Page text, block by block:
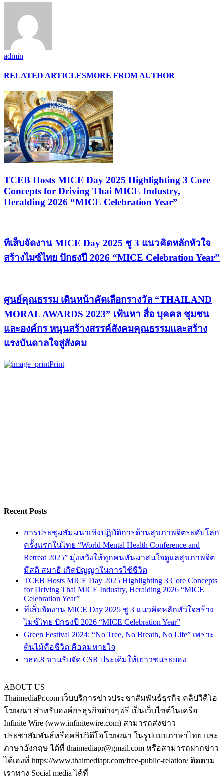
admin
RELATED ARTICLESMORE FROM AUTHOR
TCEB Hosts MICE Day 2025 Highlighting 3 Core
Concepts for Driving Thai MICE Industry,
Heralding 2026 “MICE Celebration Year”
ทีเส็บจัดงาน MICE Day 2025 ชู 3 แนวคิดหลักหัวใจ
สร้างไมซ์ไทย ปักธงปี 2026 “MICE Celebration Year”
ศูนย์คุณธรรม เดินหน้าคัดเลือกรางวัล “THAILAND
MORAL AWARDS 2023” เฟ้นหา สื่อ บุคคล ชุมชน
และองค์กร หนุนสร้างสรรค์สังคมคุณธรรมและสร้าง
แรงบันดาลใจสู่สังคม
Print
Recent Posts
การประชุมสัมมนาเชิงปฏิบัติการด้านสุขภาพจิตระดับโลก
ครั้งแรกในไทย “World Mental Health Conference and
Retreat 2025” มุ่งหวังให้ทุกคนหันมาสนใจดูแลสุขภาพจิต
มีสติ สมาธิ เกิดปัญญาในการใช้ชีวิต
TCEB Hosts MICE Day 2025 Highlighting 3 Core Concepts
for Driving Thai MICE Industry, Heralding 2026 “MICE
Celebration Year”
ทีเส็บจัดงาน MICE Day 2025 ชู 3 แนวคิดหลักหัวใจสร้าง
ไมซ์ไทย ปักธงปี 2026 “MICE Celebration Year”
Green Festival 2024: “No Tree, No Breath, No Life” เพราะ
ต้นไม้คือชีวิต คือลมหายใจ
วธอ.8 ขานรับจัด CSR ประเดิมให้เยาวชนระยอง
ABOUT US
ThaimediaPr.com เว็บบริการข่าวประชาสัมพันธ์ธุรกิจ คลิปวิดีโอ
โฆษณา สำหรับองค์กรธุรกิจต่างๆฟรี เป็นเว็บไซต์ในเครือ
Infinite Wire (www.infinitewire.com) สามารถส่งข่าว
ประชาสัมพันธ์หรือคลิปวิดีโอโฆษณา ในรูปแบบภาษาไทย และ
ภาษาอังกฤษ ได้ที่ thaimediapr@gmail.com หรือสามารถฝากข่าว
ได้เองที่ https://www.thaimediapr.com/free-public-relation/ ติดตาม
เราทาง Social media ได้ที่